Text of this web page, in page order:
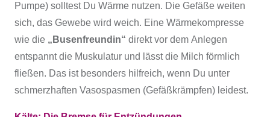
Pumpe) solltest Du Wärme nutzen. Die Gefäße weiten
sich, das Gewebe wird weich. Eine Wärmekompresse
wie die „Busenfreundin“ direkt vor dem Anlegen
entspannt die Muskulatur und lässt die Milch förmlich
fließen. Das ist besonders hilfreich, wenn Du unter
schmerzhaften Vasospasmen (Gefäßkrämpfen) leidest.